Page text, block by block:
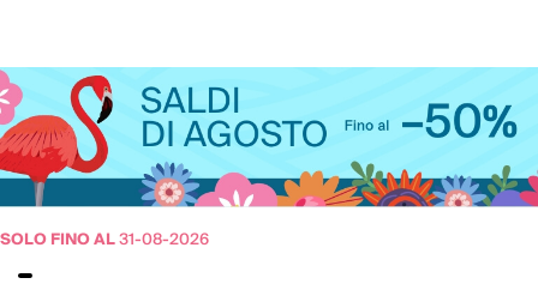
SOLO FINO AL31-08-2026